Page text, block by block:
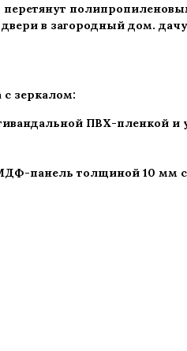
перетянут
двери в загородный дом.
зеркалом:
ПВХ-пленкой
панель толщиной 10 мм с